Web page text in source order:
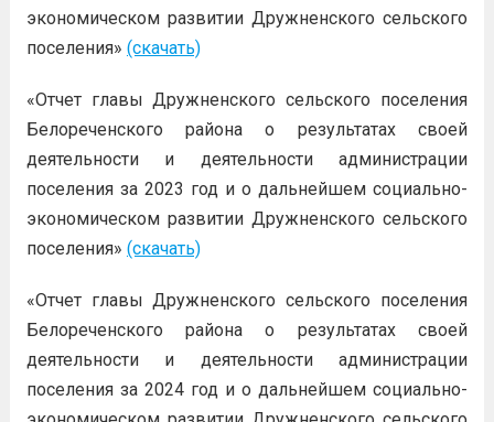
экономическом развитии Дружненского сельского
поселения» (скачать)
«Отчет главы Дружненского сельского поселения
Белореченского района о результатах своей
деятельности и деятельности администрации
поселения за 2023 год и о дальнейшем социально-
экономическом развитии Дружненского сельского
поселения» (скачать)
«Отчет главы Дружненского сельского поселения
Белореченского района о результатах своей
деятельности и деятельности администрации
поселения за 2024 год и о дальнейшем социально-